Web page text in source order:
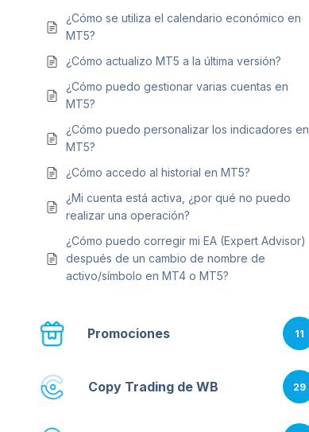
¿Cómo se utiliza el calendario económico en
MT5?
¿Cómo actualizo MT5 a la última versión?
¿Cómo puedo gestionar varias cuentas en
MT5?
¿Cómo puedo personalizar los indicadores en
MT5?
¿Cómo accedo al historial en MT5?
¿Mi cuenta está activa, ¿por qué no puedo
realizar una operación?
¿Cómo puedo corregir mi EA (Expert Advisor)
después de un cambio de nombre de
activo/símbolo en MT4 o MT5?
Promociones 11
Copy Trading de WB 29